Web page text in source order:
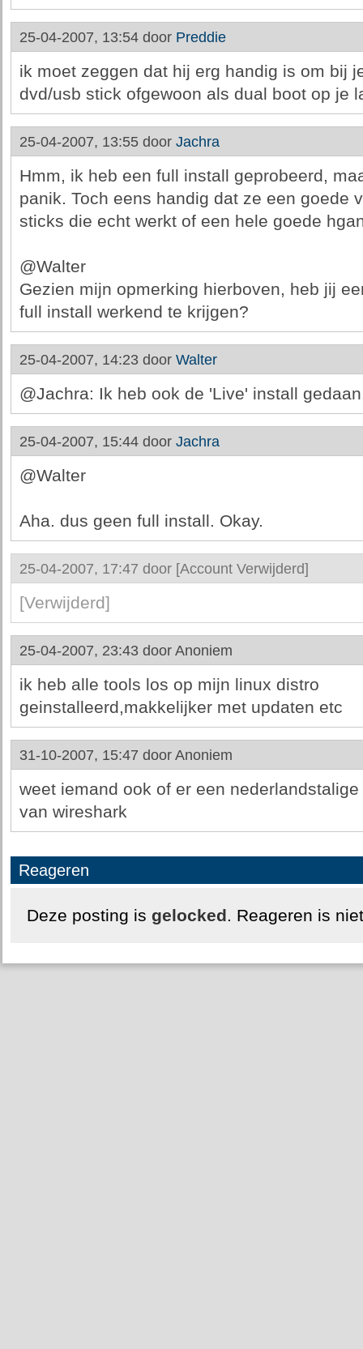
25-04-2007, 13:54 door Preddie
ik moet zeggen dat hij erg handig is om bij
dvd/usb stick ofgewoon als dual boot op je
25-04-2007, 13:55 door Jachra
Hmm, ik heb een full install geprobeerd,
panik. Toch eens handig dat ze een goede
sticks die echt werkt of een hele goede
@Walter
Gezien mijn opmerking hierboven, heb jij
full install werkend te krijgen?
25-04-2007, 14:23 door Walter
@Jachra: Ik heb ook de 'Live' install
25-04-2007, 15:44 door Jachra
@Walter
Aha. dus geen full install. Okay.
25-04-2007, 17:47 door [Account Verwijderd]
[Verwijderd]
25-04-2007, 23:43 door Anoniem
ik heb alle tools los op mijn linux distro
geinstalleerd,makkelijker met updaten etc
31-10-2007, 15:47 door Anoniem
weet iemand ook of er een
van wireshark
Reageren
Deze posting is gelocked. Reageren is